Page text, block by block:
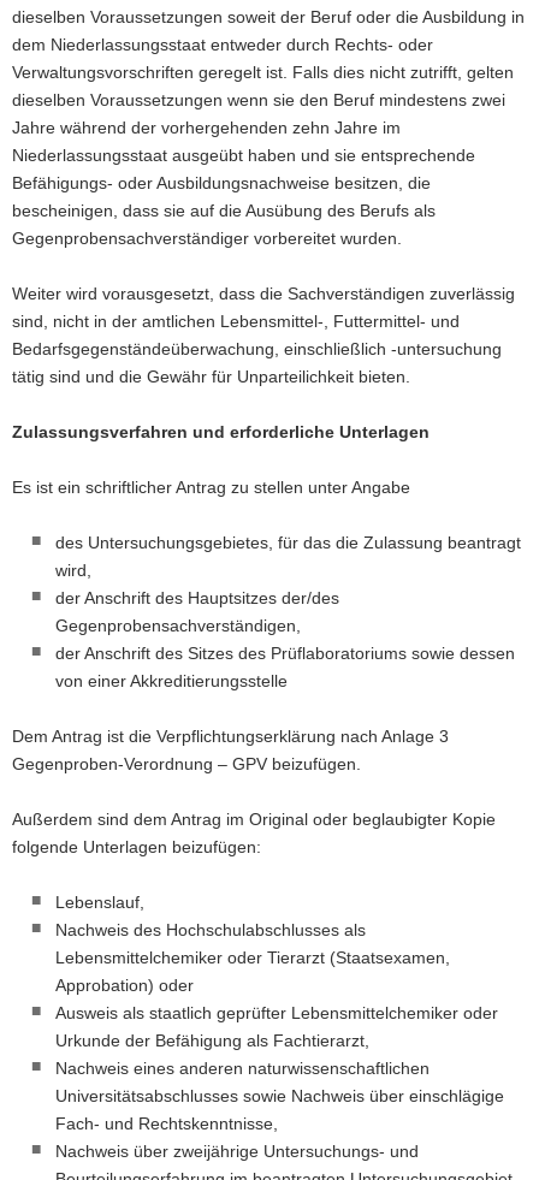
dieselben Voraussetzungen soweit der Beruf oder die Ausbildung in
dem Niederlassungsstaat entweder durch Rechts- oder
Verwaltungsvorschriften geregelt ist. Falls dies nicht zutrifft, gelten
dieselben Voraussetzungen wenn sie den Beruf mindestens zwei
Jahre während der vorhergehenden zehn Jahre im
Niederlassungsstaat ausgeübt haben und sie entsprechende
Befähigungs- oder Ausbildungsnachweise besitzen, die
bescheinigen, dass sie auf die Ausübung des Berufs als
Gegenprobensachverständiger vorbereitet wurden.
Weiter wird vorausgesetzt, dass die Sachverständigen zuverlässig
sind, nicht in der amtlichen Lebensmittel-, Futtermittel- und
Bedarfsgegenständeüberwachung, einschließlich -untersuchung
tätig sind und die Gewähr für Unparteilichkeit bieten.
Zulassungsverfahren und erforderliche Unterlagen
Es ist ein schriftlicher Antrag zu stellen unter Angabe
des Untersuchungsgebietes, für das die Zulassung beantragt
wird,
der Anschrift des Hauptsitzes der/des
Gegenprobensachverständigen,
der Anschrift des Sitzes des Prüflaboratoriums sowie dessen
von einer Akkreditierungsstelle
Dem Antrag ist die Verpflichtungserklärung nach Anlage 3
Gegenproben-Verordnung – GPV beizufügen.
Außerdem sind dem Antrag im Original oder beglaubigter Kopie
folgende Unterlagen beizufügen:
Lebenslauf,
Nachweis des Hochschulabschlusses als
Lebensmittelchemiker oder Tierarzt (Staatsexamen,
Approbation) oder
Ausweis als staatlich geprüfter Lebensmittelchemiker oder
Urkunde der Befähigung als Fachtierarzt,
Nachweis eines anderen naturwissenschaftlichen
Universitätsabschlusses sowie Nachweis über einschlägige
Fach- und Rechtskenntnisse,
Nachweis über zweijährige Untersuchungs- und